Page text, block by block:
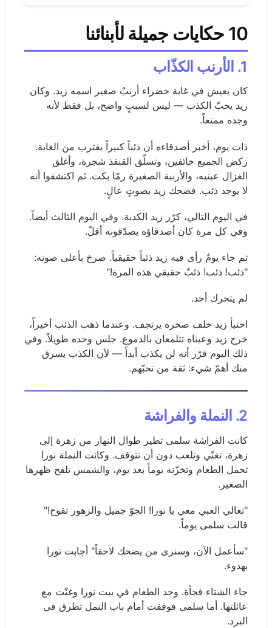
10 حكايات جميلة لأبنائنا
1. الأرنب الكذّاب
كان يعيش في غابة خضراء أرنبٌ صغير اسمه زيد. وكان
زيد يحبّ الكذب — ليس لسببٍ واضح، بل فقط لأنه
وجده ممتعاً.
ذات يوم، أخبر أصدقاءه أن ذئباً كبيراً يقترب من الغابة.
ركض الجميع خائفين، وتسلّق القنفذ شجرة، وأغلق
الغزال عينيه، والأرنبة الصغيرة رمّا بكت. ثم اكتشفوا أنه
لا يوجد ذئب. فضحك زيد بصوتٍ عالٍ.
في اليوم التالي، كرّر زيد الكذبة. وفي اليوم الثالث أيضاً.
وفي كل مرة كان أصدقاؤه يصدّقونه أقلّ.
ثم جاء يومٌ رأى فيه زيد ذئباً حقيقياً. صرخ بأعلى صوته:
"ذئب! ذئب! ذئبٌ حقيقي هذه المرة!"
لم يتحرك أحد.
اختبأ زيد خلف صخرة يرتجف. وعندما ذهب الذئب أخيراً،
خرج زيد وعيناه تتلمعان بالدموع. جلس وحده طويلاً. وفي
ذلك اليوم قرّر أنه لن يكذب أبداً — لأن الكذب يسرق
منك أهمّ شيء: ثقة من تحبّهم.
2. النملة والفراشة
كانت الفراشة سلمى تطير طوال النهار من زهرة إلى
زهرة، تغنّي وتلعب دون أن تتوقف. وكانت النملة نورا
تحمل الطعام وتخزّنه يوماً بعد يوم، والشمس تلفح ظهرها
الصغير.
"تعالي العبي معي يا نورا! الجوّ جميل والزهور تفوح!"
قالت سلمى يوماً.
"سأعمل الآن، وسنرى من يضحك لاحقاً" أجابت نورا
بهدوء.
جاء الشتاء فجأة. وجد الطعام في بيت نورا وغنّت مع
عائلتها. أما سلمى فوقفت أمام باب النمل تطرق في
البرد.